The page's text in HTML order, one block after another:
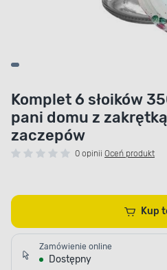
Komplet 6 słoików
pani domu z
zaczepów
0 opinii Oceń produkt
Zamówienie online
Dostępny